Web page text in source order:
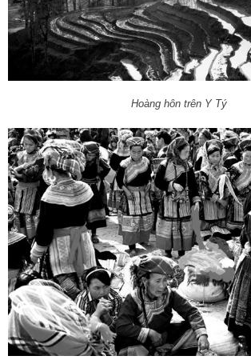
Hoàng hôn trên Y Tý